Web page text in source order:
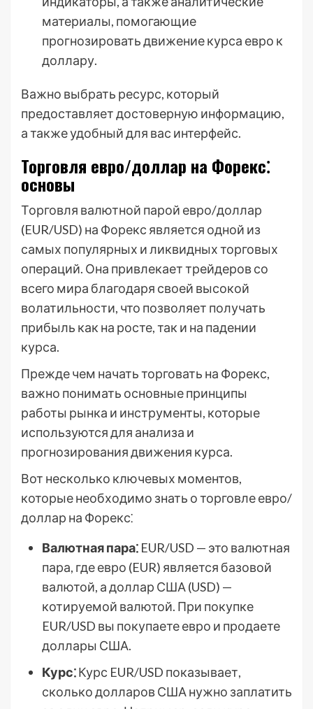
материалы, помогающие
прогнозировать движение курса евро к
доллару.
Важно выбрать ресурс, который
предоставляет достоверную информацию,
а также удобный для вас интерфейс.
Торговля евро/доллар на Форекс⁚
основы
Торговля валютной парой евро/доллар
(EUR/USD) на Форекс является одной из
самых популярных и ликвидных торговых
операций. Она привлекает трейдеров со
всего мира благодаря своей высокой
волатильности, что позволяет получать
прибыль как на росте, так и на падении
курса.
Прежде чем начать торговать на Форекс,
важно понимать основные принципы
работы рынка и инструменты, которые
используются для анализа и
прогнозирования движения курса.
Вот несколько ключевых моментов,
которые необходимо знать о торговле евро/
доллар на Форекс⁚
Валютная пара⁚ EUR/USD — это валютная
пара, где евро (EUR) является базовой
валютой, а доллар США (USD) —
котируемой валютой. При покупке
EUR/USD вы покупаете евро и продаете
доллары США.
Курс⁚Курс EUR/USD показывает,
сколько долларов США нужно заплатить